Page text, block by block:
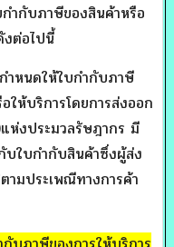
ำกับภาษีของสินค้าหรือ
ต่อไปนี้
กำหนดให้ใบกำกับภาษี
ให้บริการโดยการส่งออก
ห่งประมวลรัษฎากร มี
บใบกำกับสินค้าซึ่งผู้ส่ง
ามประเพณีทางการค้า